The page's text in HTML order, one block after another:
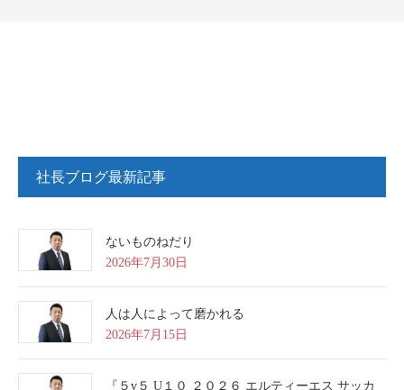
社長ブログ最新記事
ないものねだり
2026年7月30日
人は人によって磨かれる
2026年7月15日
『５v５ U１０ ２０２６ エルティーエス サッカ